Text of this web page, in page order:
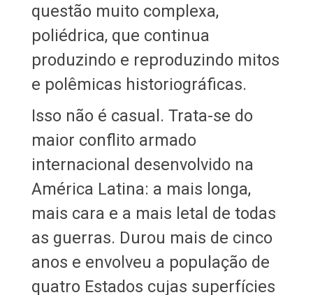
questão muito complexa,
poliédrica, que continua
produzindo e reproduzindo mitos
e polêmicas historiográficas.
Isso não é casual. Trata-se do
maior conflito armado
internacional desenvolvido na
América Latina: a mais longa,
mais cara e a mais letal de todas
as guerras. Durou mais de cinco
anos e envolveu a população de
quatro Estados cujas superfícies